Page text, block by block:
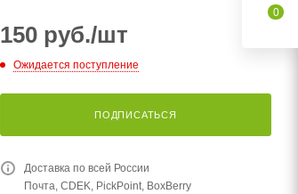
150 руб./шт
Ожидается поступление
ПОДПИСАТЬСЯ
Доставка по всей России
Почта, CDEK, PickPoint, BoxBerry
0